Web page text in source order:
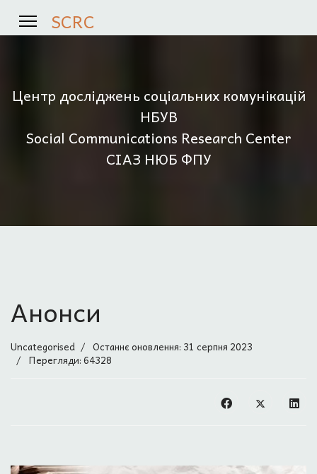
SCRC
Центр досліджень соціальних комунікацій
НБУВ
Social Communications Research Center
СІАЗ НЮБ ФПУ
Анонси
Uncategorised
Останнє оновлення: 31 серпня 2023
Перегляди: 64328